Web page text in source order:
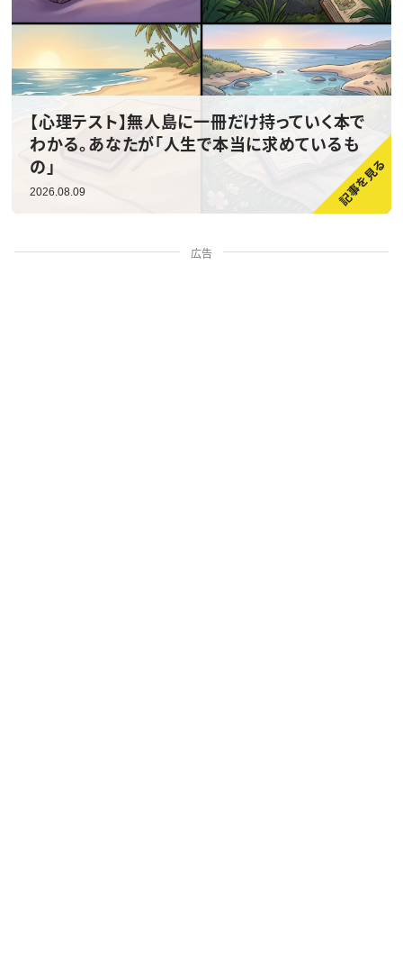
【心理テスト】無人島に一冊だけ持っていく本で
わかる。あなたが「人生で本当に求めているも
の」
2026.08.09
広告